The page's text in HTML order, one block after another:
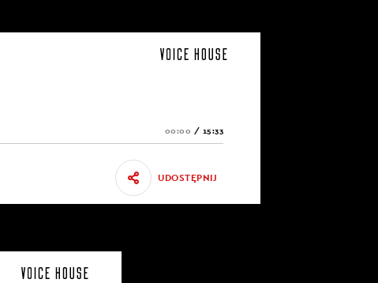
00:00 / 15:33
UDOSTĘPNIJ